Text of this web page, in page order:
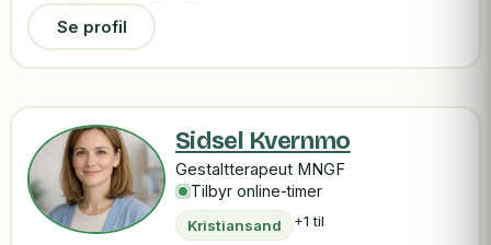
Se profil
Sidsel Kvernmo
Gestaltterapeut MNGF
Tilbyr online-timer
Kristiansand +1 til